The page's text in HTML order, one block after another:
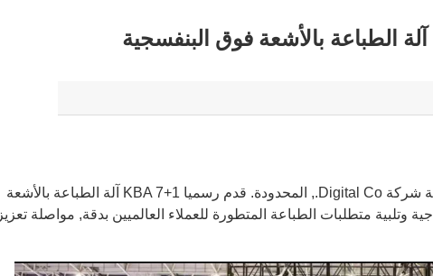
في 2022, Guangdong Risun-Print بواسطة شركة Digital Co., المحدودة. قدم رسميا KBA 7+1 آلة الطباعة بالأشعة
وتلبية متطلبات الطباعة المتطورة للعملاء العالميين بدقة, مواصلة تعزيز